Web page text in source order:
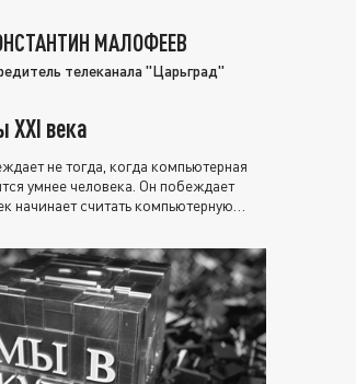
МАЛОФЕЕВ
телеканала "Царьград"
XXI века
не тогда, когда компьютерная
умнее человека. Он побеждает
начинает считать компьютерную